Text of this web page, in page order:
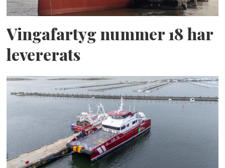
Vingafartyg nummer 18 har
levererats